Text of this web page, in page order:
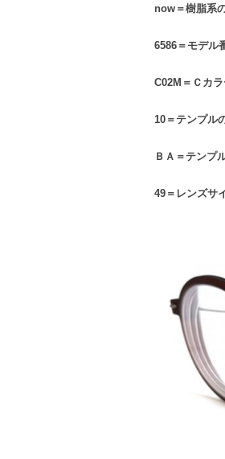
now＝樹脂系
6586＝モデル
C02M＝Ｃカ
10＝テンプル
ＢＡ＝テンプ
49＝レンズサ